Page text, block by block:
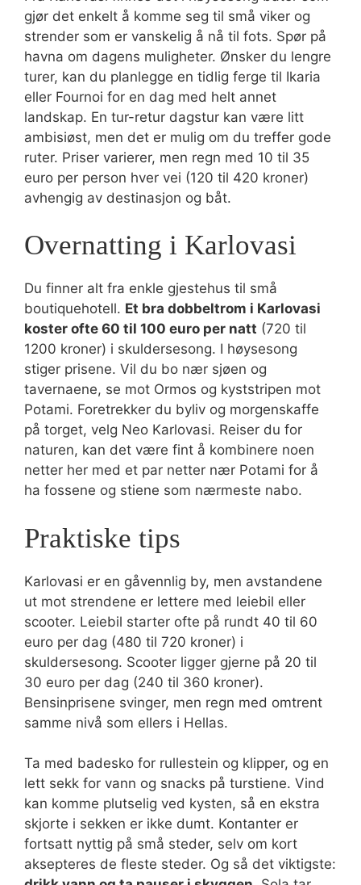
gjør det enkelt å komme seg til små viker og
strender som er vanskelig å nå til fots. Spør på
havna om dagens muligheter. Ønsker du lengre
turer, kan du planlegge en tidlig ferge til Ikaria
eller Fournoi for en dag med helt annet
landskap. En tur-retur dagstur kan være litt
ambisiøst, men det er mulig om du treffer gode
ruter. Priser varierer, men regn med 10 til 35
euro per person hver vei (120 til 420 kroner)
avhengig av destinasjon og båt.
Overnatting i Karlovasi
Du finner alt fra enkle gjestehus til små
boutiquehotell. Et bra dobbeltrom i Karlovasi
koster ofte 60 til 100 euro per natt (720 til
1200 kroner) i skuldersesong. I høysesong
stiger prisene. Vil du bo nær sjøen og
tavernaene, se mot Ormos og kyststripen mot
Potami. Foretrekker du byliv og morgenskaffe
på torget, velg Neo Karlovasi. Reiser du for
naturen, kan det være fint å kombinere noen
netter her med et par netter nær Potami for å
ha fossene og stiene som nærmeste nabo.
Praktiske tips
Karlovasi er en gåvennlig by, men avstandene
ut mot strendene er lettere med leiebil eller
scooter. Leiebil starter ofte på rundt 40 til 60
euro per dag (480 til 720 kroner) i
skuldersesong. Scooter ligger gjerne på 20 til
30 euro per dag (240 til 360 kroner).
Bensinprisene svinger, men regn med omtrent
samme nivå som ellers i Hellas.
Ta med badesko for rullestein og klipper, og en
lett sekk for vann og snacks på turstiene. Vind
kan komme plutselig ved kysten, så en ekstra
skjorte i sekken er ikke dumt. Kontanter er
fortsatt nyttig på små steder, selv om kort
aksepteres de fleste steder. Og så det viktigste: